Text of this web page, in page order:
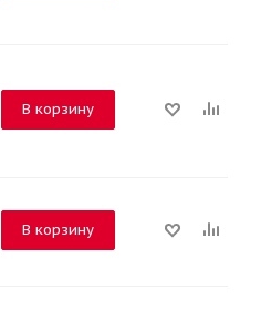
В корзину
В корзину